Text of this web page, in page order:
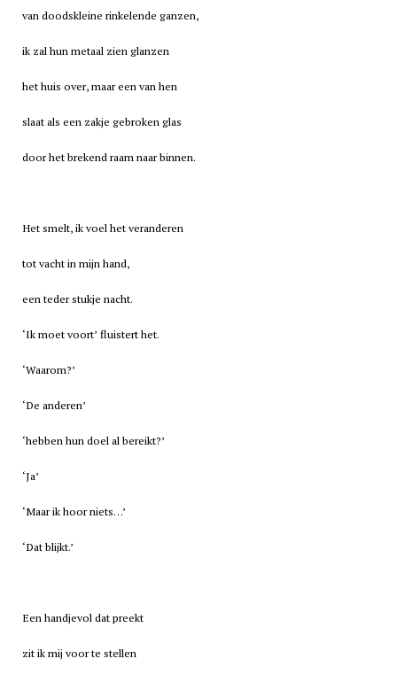
van doodskleine rinkelende ganzen,
ik zal hun metaal zien glanzen
het huis over, maar een van hen
slaat als een zakje gebroken glas
door het brekend raam naar binnen.
Het smelt, ik voel het veranderen
tot vacht in mijn hand,
een teder stukje nacht.
‘Ik moet voort’ fluistert het.
‘Waarom?’
‘De anderen’
‘hebben hun doel al bereikt?’
‘Ja’
‘Maar ik hoor niets…’
‘Dat blijkt.’
Een handjevol dat preekt
zit ik mij voor te stellen